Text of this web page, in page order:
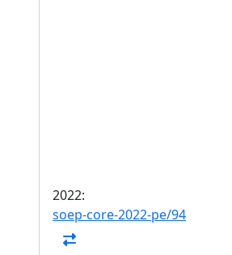
2022:
soep-core-2022-pe/94